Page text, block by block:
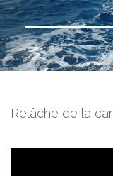
Relâche de la